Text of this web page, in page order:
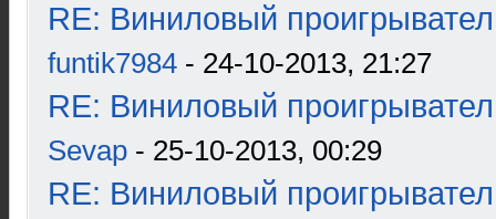
RE: Виниловый
funtik7984 - 24-10-2013, 21:27
RE: Виниловый
Sevap - 25-10-2013, 00:29
RE: Виниловый